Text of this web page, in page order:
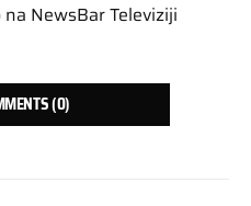
NewsBar Televiziji
(0)